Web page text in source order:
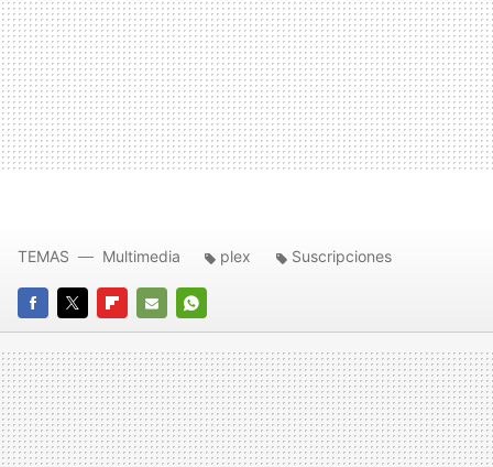
FACEBOOK
TWITTERFLIPBOARD
E-
MAIL
WHATSAPP
TEMAS Multimedia plex Suscripciones